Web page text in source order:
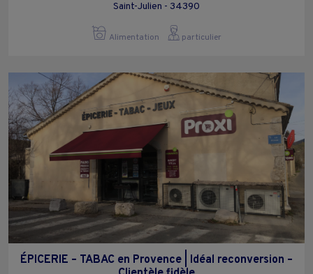
Saint-Julien - 34390
Alimentation particulier
ÉPICERIE – TABAC en Provence | Idéal reconversion –